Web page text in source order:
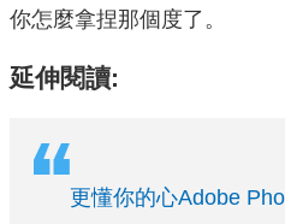
你怎麼拿捏那個度了。
延伸閱讀:
更懂你的心Adobe